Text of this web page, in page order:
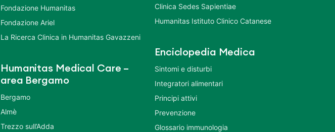
Fondazione Humanitas
Fondazione Ariel
La Ricerca Clinica in Humanitas Gavazzeni
Humanitas Medical Care –
area Bergamo
Bergamo
Almè
Trezzo sull’Adda
Clinica Sedes Sapientiae
Humanitas Istituto Clinico Catanese
Enciclopedia Medica
Sintomi e disturbi
Integratori alimentari
Principi attivi
Prevenzione
Glossario immunologia